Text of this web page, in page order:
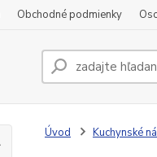
Obchodné podmienky
Úvod Kuchynské